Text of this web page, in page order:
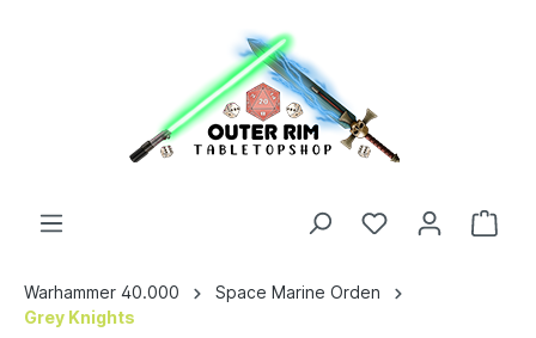
Warhammer 40.000
Space Marine Orden
Grey Knights